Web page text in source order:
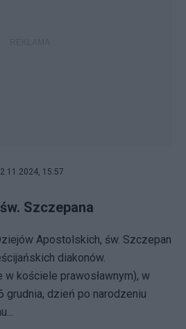
2.11.2024, 15:57
Szczepana
Apostolskich, św. Szczepan
diakonów.
kościele prawosławnym), w
grudnia, dzień po narodzeniu